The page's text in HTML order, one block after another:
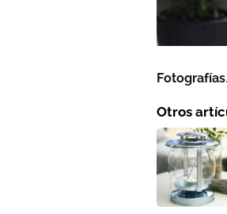
Fotografías.
Otros